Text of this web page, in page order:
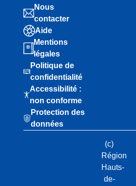
Nous
contacter
Aide
Mentions
légales
Politique de
confidentialité
Accessibilité :
non conforme
Protection des
données
(c)
Région
Hauts-
de-